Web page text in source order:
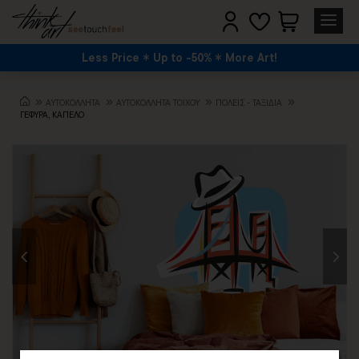
Less Price Up to -50% More Art!
ΑΥΤΟΚΟΛΛΗΤΑ ΑΥΤΟΚΟΛΛΗΤΑ ΤΟΙΧΟΥ
ΠΌΛΕΙΣ - ΤΑΞΊΔΙΑ
ΓΕΦΥΡΑ, ΚΑΠΕΛΟ